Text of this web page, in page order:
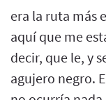
era la ruta más
aquí que me
decir, que le, y
agujero negro.